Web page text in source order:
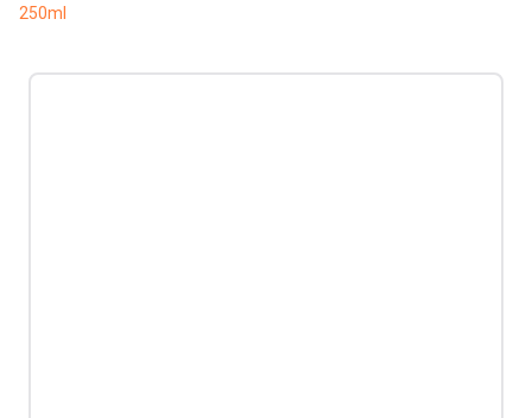
250ml